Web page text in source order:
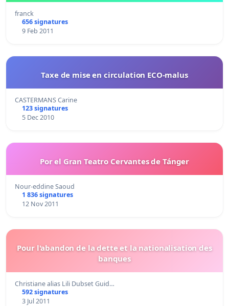
franck
656 signatures
9 Feb 2011
Taxe de mise en circulation ECO-malus
CASTERMANS Carine
123 signatures
5 Dec 2010
Por el Gran Teatro Cervantes de Tánger
Nour-eddine Saoud
1 836 signatures
12 Nov 2011
Pour l'abandon de la dette et la nationalisation des
banques
Christiane alias Lili Dubset Guid…
592 signatures
3 Jul 2011